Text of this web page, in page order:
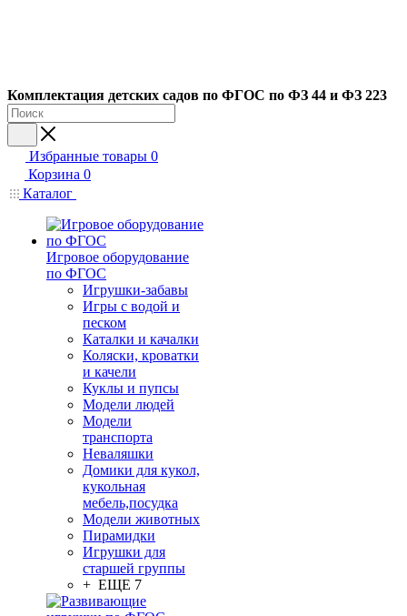
Комплектация детских садов по ФГОC по ФЗ 44 и ФЗ 223
Избранные товары 0
Корзина 0
Каталог
Игровое оборудование
по ФГОС
Игрушки-забавы
Игры с водой и
песком
Каталки и качалки
Коляски, кроватки
и качели
Куклы и пупсы
Модели людей
Модели
транспорта
Неваляшки
Домики для кукол,
кукольная
мебель,посудка
Модели животных
Пирамидки
Игрушки для
старшей группы
+ ЕЩЕ 7